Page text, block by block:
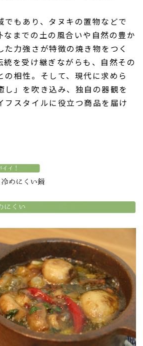
でもあり、タヌキの置物などで
なまでの土の風合いや自然の豊か
た力強さが特徴の焼き物をつく
統を受け継ぎながらも、自然その
の相性。そして、現代に求めら
し」を吹き込み、独自の器観を
フスタイルに役立つ商品を届け